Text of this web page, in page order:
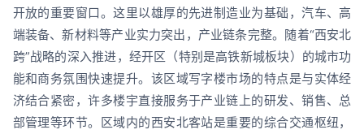
开放的重要窗口。这里以雄厚的先进制造业为基础，汽车、高
端装备、新材料等产业实力突出，产业链条完整。随着“西安北
跨”战略的深入推进，经开区（特别是高铁新城板块）的城市功
能和商务氛围快速提升。该区域写字楼市场的特点是与实体经
济结合紧密，许多楼宇直接服务于产业链上的研发、销售、总
部管理等环节。区域内的西安北客站是重要的综合交通枢纽，